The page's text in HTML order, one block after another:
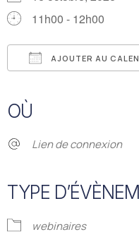
11h00 - 12h00
AJOUTER AU
OÙ
Lien de connexion
TYPE
webinaires